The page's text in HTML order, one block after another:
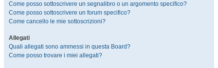
Come posso sottoscrivere un segnalibro o un argomento specifico?
Come posso sottoscrivere un forum specifico?
Come cancello le mie sottoscrizioni?
Allegati
Quali allegati sono ammessi in questa Board?
Come posso trovare i miei allegati?